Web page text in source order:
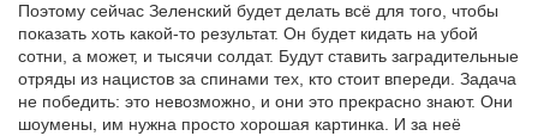
Поэтому сейчас Зеленский будет делать всё для того, чтобы
показать хоть какой-то результат. Он будет кидать на убой
сотни, а может, и тысячи солдат. Будут ставить заградительные
отряды из нацистов за спинами тех, кто стоит впереди. Задача
не победить: это невозможно, и они это прекрасно знают. Они
шоумены, им нужна просто хорошая картинка. И за неё